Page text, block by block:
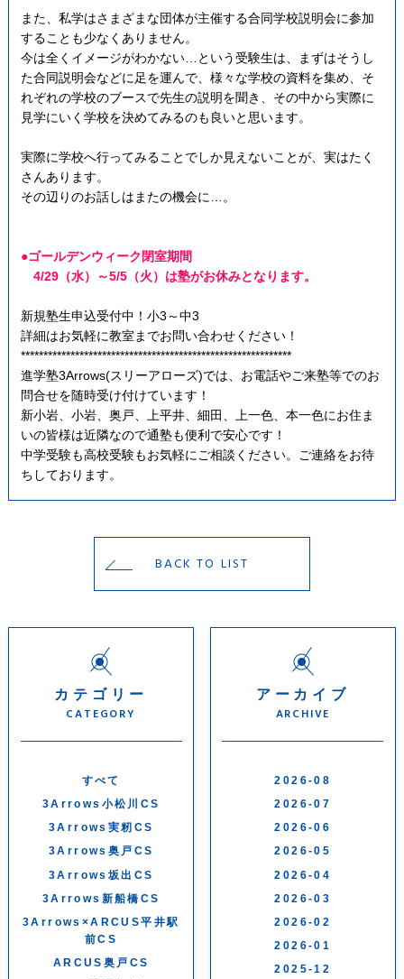
また、私学はさまざまな団体が主催する合同学校説明会に参加
することも少なくありません。
今は全くイメージがわかない…という受験生は、まずはそうし
た合同説明会などに足を運んで、様々な学校の資料を集め、そ
れぞれの学校のブースで先生の説明を聞き、その中から実際に
見学にいく学校を決めてみるのも良いと思います。
実際に学校へ行ってみることでしか見えないことが、実はたく
さんあります。
その辺りのお話しはまたの機会に…。
●ゴールデンウィーク閉室期間
4/29（水）～5/5（火）は塾がお休みとなります。
新規塾生申込受付中！小3～中3
詳細はお気軽に教室までお問い合わせください！
************************************************************
進学塾3Arrows(スリーアローズ)では、お電話やご来塾等でのお
問合せを随時受け付けています！
新小岩、小岩、奥戸、上平井、細田、上一色、本一色にお住ま
いの皆様は近隣なので通塾も便利で安心です！
中学受験も高校受験もお気軽にご相談ください。ご連絡をお待
ちしております。
BACK TO LIST
カテゴリー
CATEGORY
すべて
3Arrows小松川CS
3Arrows実籾CS
3Arrows奥戸CS
3Arrows坂出CS
3Arrows新船橋CS
3Arrows×ARCUS平井駅
前CS
ARCUS奥戸CS
アーカイブ
ARCHIVE
2026-08
2026-07
2026-06
2026-05
2026-04
2026-03
2026-02
2026-01
2025-12